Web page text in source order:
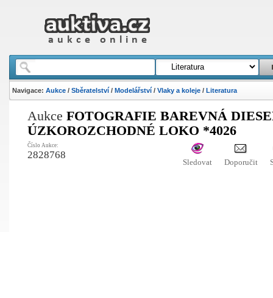
Navigace: Aukce/ Sběratelství/ Modelářství/ Vlaky a koleje/ Literatura
Aukce FOTOGRAFIE BAREVNÁ
ÚZKOROZCHODNÉ LOKO *4026
Číslo Aukce:
2828768
Sledovat Doporučit